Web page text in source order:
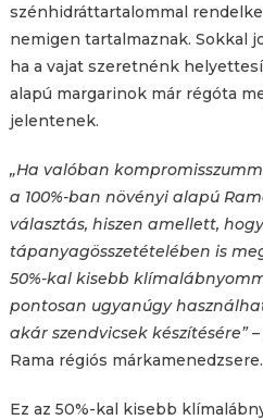
szénhidráttartalommal
nemigen tartalmaznak. Sokkal
ha a vajat szeretnénk
alapú margarinok már régóta
jelentenek.
„Ha valóban
a 100%-ban növényi alapú
választás, hiszen amellett,
tápanyagösszetételében is
50%-kal kisebb
pontosan ugyanúgy
akár szendvicsek készítésére”–
Rama régiós márkamenedzsere.
Ez az 50%-kal kisebb